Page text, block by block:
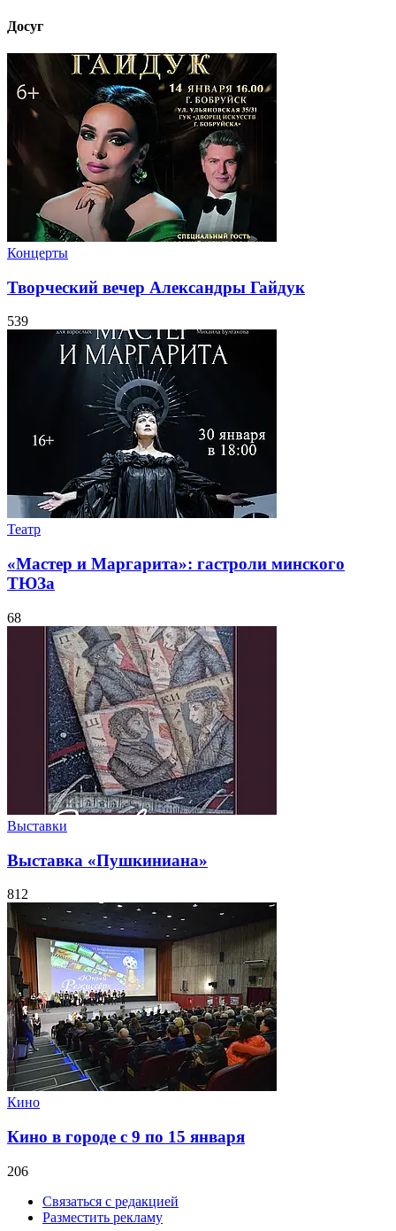
Досуг
Концерты
Творческий вечер Александры Гайдук
539
Театр
«Мастер и Маргарита»: гастроли минского
ТЮЗа
68
Выставки
Выставка «Пушкиниана»
812
Кино
Кино в городе с 9 по 15 января
206
Связаться с редакцией
Разместить рекламу